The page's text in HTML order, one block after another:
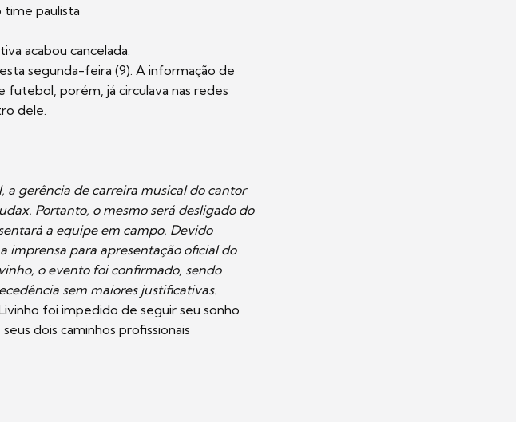
paulista
acabou cancelada.
segunda-feira (9). A informação de
futebol, porém, já circulava nas redes
dele.
gerência de carreira musical do cantor
Portanto, o mesmo será desligado do
a equipe em campo. Devido
imprensa para apresentação oficial do
o evento foi confirmado, sendo
sem maiores justificativas.
foi impedido de seguir seu sonho
dois caminhos profissionais